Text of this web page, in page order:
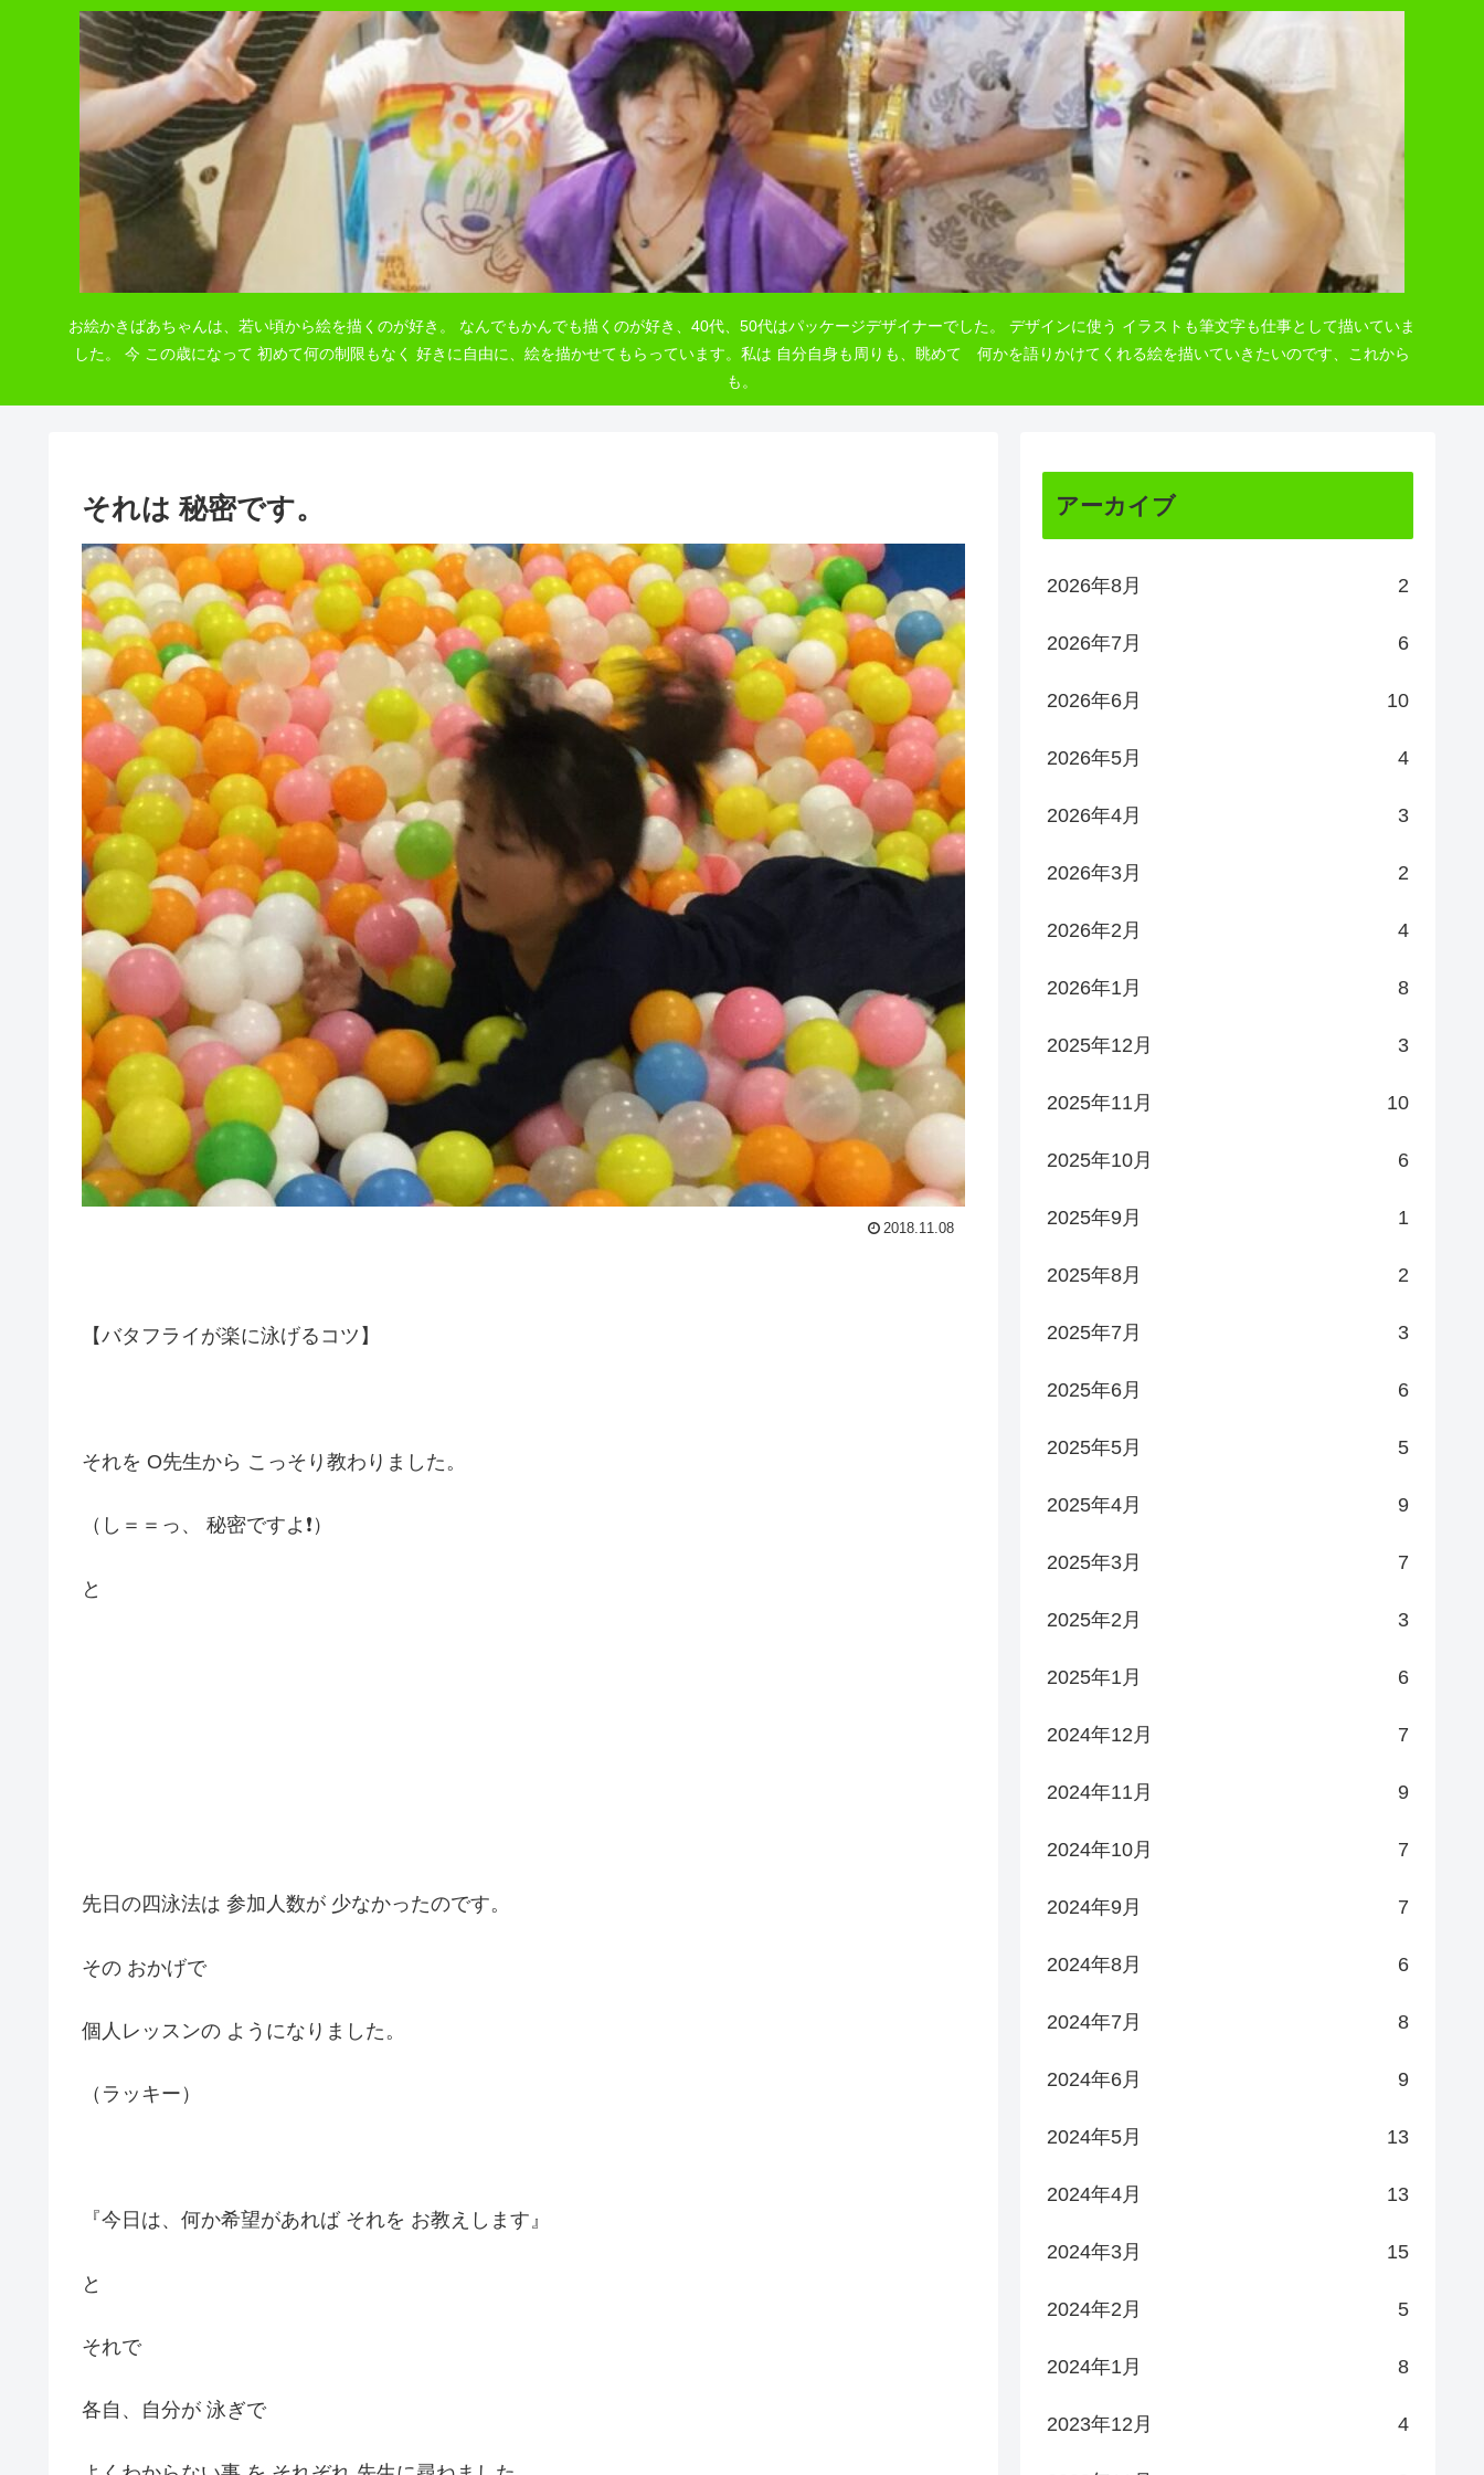
お絵かきばあちゃんは、若い頃から絵を描くのが好き。 なんでもかんでも描くのが好き、40代、50代はパッケージデザイナーでした。 デザインに使う イラストも筆文字も仕事として描いていま
した。 今 この歳になって 初めて何の制限もなく 好きに自由に、絵を描かせてもらっています。私は 自分自身も周りも、眺めて 何かを語りかけてくれる絵を描いていきたいのです、これから
も。
それは 秘密です。
2018.11.08
【バタフライが楽に泳げるコツ】
それを O先生から こっそり教わりました。
（し＝＝っ、 秘密ですよ❗️）
と
先日の四泳法は 参加人数が 少なかったのです。
その おかげで
個人レッスンの ようになりました。
（ラッキー）
『今日は、何か希望があれば それを お教えします』
と
それで
各自、自分が 泳ぎで
アーカイブ
2026年8月 2
2026年7月 6
2026年6月 10
2026年5月 4
2026年4月 3
2026年3月 2
2026年2月 4
2026年1月 8
2025年12月 3
2025年11月 10
2025年10月 6
2025年9月 1
2025年8月 2
2025年7月 3
2025年6月 6
2025年5月 5
2025年4月 9
2025年3月 7
2025年2月 3
2025年1月 6
2024年12月 7
2024年11月 9
2024年10月 7
2024年9月 7
2024年8月 6
2024年7月 8
2024年6月 9
2024年5月 13
2024年4月 13
2024年3月 15
2024年2月 5
2024年1月 8
2023年12月 4